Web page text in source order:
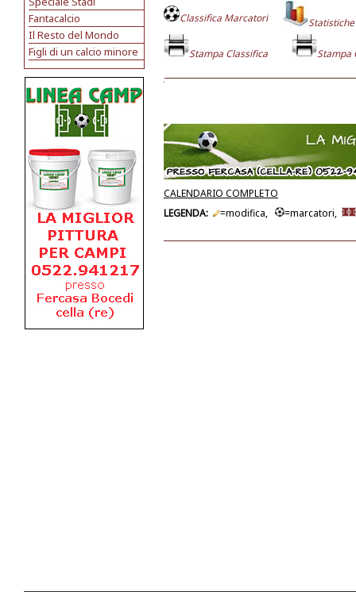
Fantacalcio
Il Resto del Mondo
Figli di un calcio minore
Classifica Marcatori
Stampa Classifica Stampa
CALENDARIO COMPLETO
LEGENDA:
=modifica, =marcatori,